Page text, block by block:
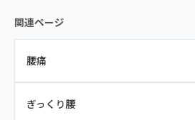
関連ページ
腰痛
ぎっくり腰